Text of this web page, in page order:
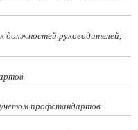
должностей руководителей,
профстандартов